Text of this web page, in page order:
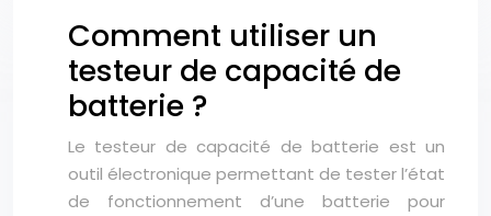
Comment utiliser un
testeur de capacité de
batterie ?
Le testeur de capacité de batterie est un
outil électronique permettant de tester l’état
de fonctionnement d’une batterie pour